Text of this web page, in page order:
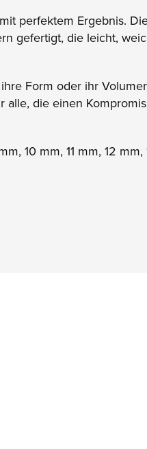
perfektem Ergebnis.
gefertigt, die leicht,
Form oder ihr
die einen
10 mm, 11 mm, 12 mm,